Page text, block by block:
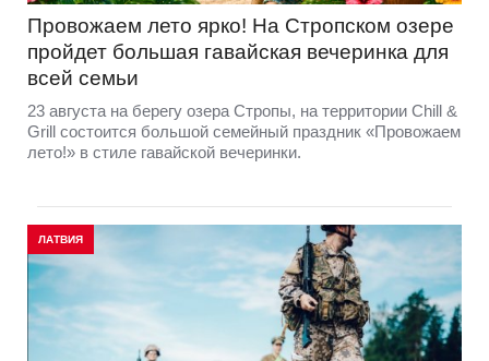
Провожаем лето ярко! На Стропском озере
пройдет большая гавайская вечеринка для
всей семьи
23 августа на берегу озера Стропы, на территории Chill &
Grill состоится большой семейный праздник «Провожаем
лето!» в стиле гавайской вечеринки.
ЛАТВИЯ